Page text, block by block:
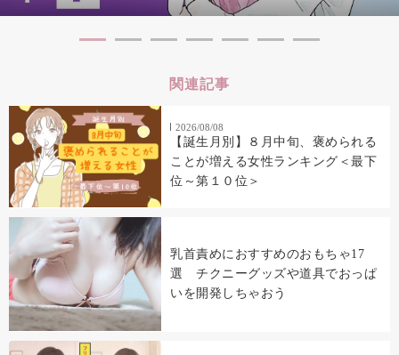
関連記事
2026/08/08
【誕生月別】８月中旬、褒められる
ことが増える女性ランキング＜最下
位～第１０位＞
乳首責めにおすすめのおもちゃ17
選 チクニーグッズや道具でおっぱ
いを開発しちゃおう